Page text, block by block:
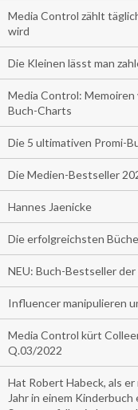
Media Control zählt
wird
Die Kleinen lässt man
Media Control:
Buch-Charts
Die 5 ultimativen Promi-
Die Medien-Bestseller
Hannes Jaenicke
Die erfolgreichsten
NEU: Buch-Bestseller
Influencer manipulieren
Media Control kürt
Q.03/2022
Hat Robert Habeck, als
Jahr in einem